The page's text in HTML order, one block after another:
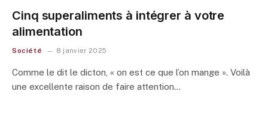
Cinq superaliments à intégrer à votre
alimentation
Société 8 janvier 2025
Comme le dit le dicton, « on est ce que l’on mange ». Voilà
une excellente raison de faire attention…